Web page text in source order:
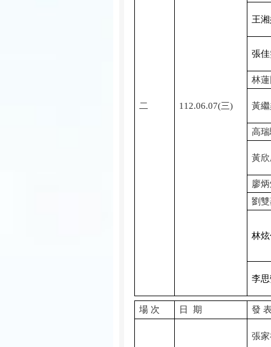
二 112.06.07(三)
王
張
林
黃
高
黃
廖
劉
林
李
場 次 日 期 發
張